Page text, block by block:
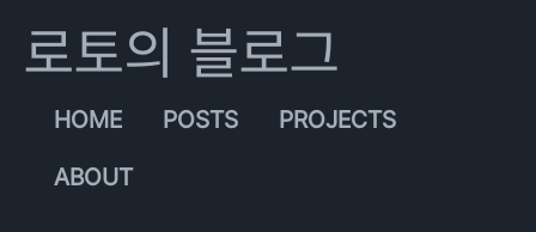
로토의 블로그
HOME POSTS
PROJECTS
ABOUT